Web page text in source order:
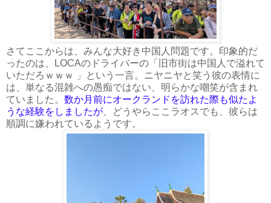
さてここからは、みんな大好き中国人問題です。印象的だ
ったのは、LOCAのドライバーの「旧市街は中国人で溢れて
いただろｗｗｗ 」という一言。ニヤニヤと笑う彼の表情に
は、単なる混雑への愚痴ではない、明らかな嘲笑が含まれ
ていました。 数か月前にオークランドを訪れた際も似たよ
うな経験をしましたが、どうやらここラオスでも、彼らは
順調に嫌われているようです。